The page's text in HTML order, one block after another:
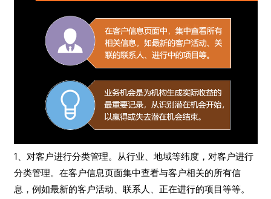
1、对客户进行分类管理。从行业、地域等纬度，对客户进行
分类管理。在客户信息页面集中查看与客户相关的所有信
息，例如最新的客户活动、联系人、正在进行的项目等等。